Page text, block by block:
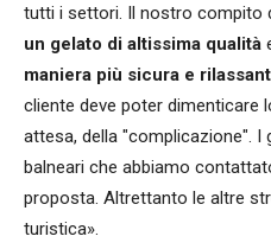
tutti i settori. Il nostro compito
un gelato di altissima qualità
maniera più sicura e
cliente deve poter dimenticare
attesa, della "complicazione". I
balneari che abbiamo
proposta. Altrettanto le altre
turistica».